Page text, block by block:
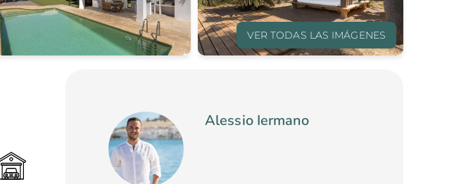
VER TODAS LAS IMÁGENES
Alessio Iermano